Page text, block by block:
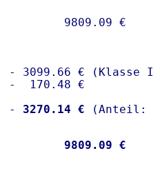
3099.66 € (Klasse I)
-  170.48 €
-
3270.14 €
9809.09 €